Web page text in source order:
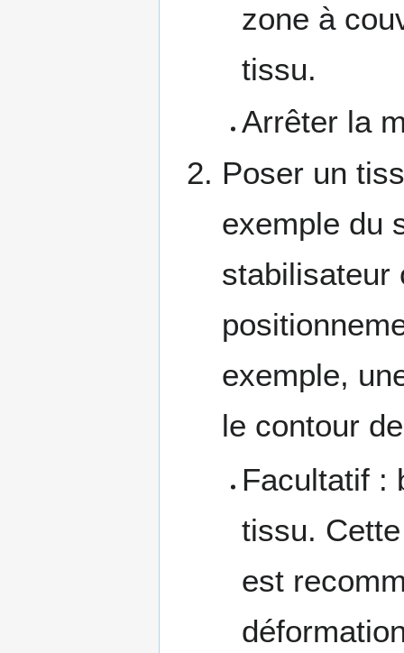
zone à
tissu.
Arrêter la
Poser un
exemple du
stabilisateur
exemple,
le contour
Facultatif :
tissu.
est